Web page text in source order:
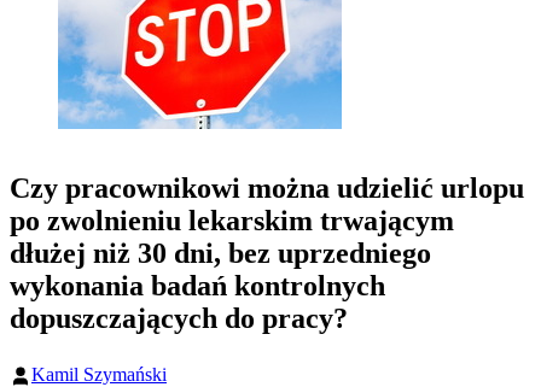
Czy pracownikowi można udzielić urlopu
po zwolnieniu lekarskim trwającym
dłużej niż 30 dni, bez uprzedniego
wykonania badań kontrolnych
dopuszczających do pracy?
Kamil Szymański